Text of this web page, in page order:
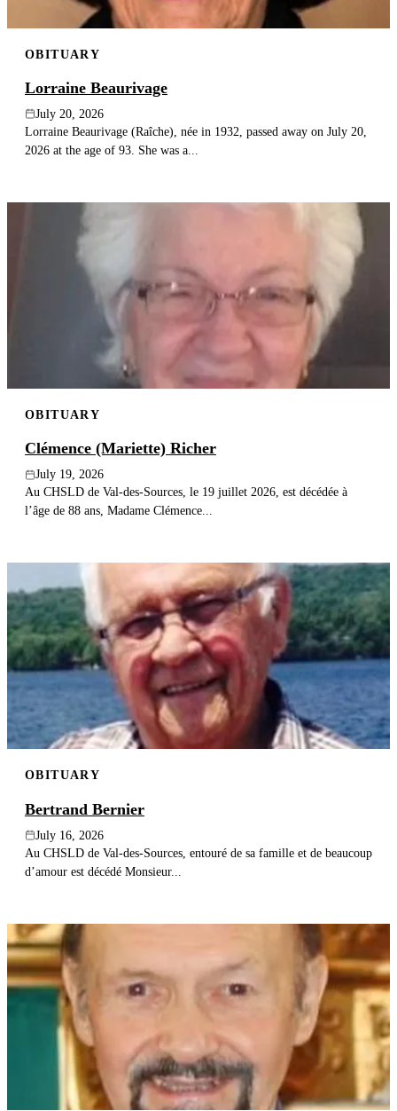
OBITUARY
Lorraine Beaurivage
July 20, 2026
Lorraine Beaurivage (Raîche), née in 1932, passed away on July 20,
2026 at the age of 93. She was a...
OBITUARY
Clémence (Mariette) Richer
July 19, 2026
Au CHSLD de Val-des-Sources, le 19 juillet 2026, est décédée à
l’âge de 88 ans, Madame Clémence...
OBITUARY
Bertrand Bernier
July 16, 2026
Au CHSLD de Val-des-Sources, entouré de sa famille et de beaucoup
d’amour est décédé Monsieur...